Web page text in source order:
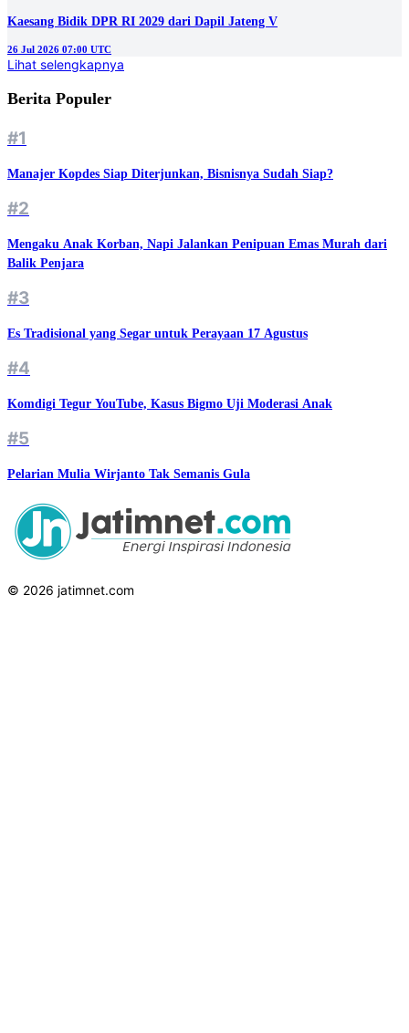
Kaesang Bidik DPR RI 2029 dari Dapil Jateng V
26 Jul 2026 07:00 UTC
Lihat selengkapnya
Berita Populer
#1
Manajer Kopdes Siap Diterjunkan, Bisnisnya Sudah Siap?
#2
Mengaku Anak Korban, Napi Jalankan Penipuan Emas Murah dari
Balik Penjara
#3
Es Tradisional yang Segar untuk Perayaan 17 Agustus
#4
Komdigi Tegur YouTube, Kasus Bigmo Uji Moderasi Anak
#5
Pelarian Mulia Wirjanto Tak Semanis Gula
© 2026 jatimnet.com